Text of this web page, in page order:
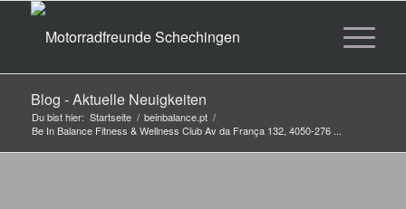
Blog - Aktuelle Neuigkeiten
Du bist hier: Startseite / beinbalance.pt /
Be In Balance Fitness & Wellness Club Av da França 132, 4050-276 ...